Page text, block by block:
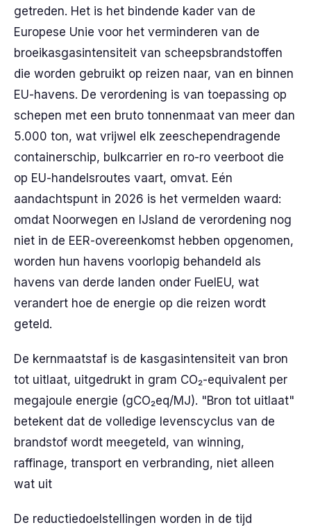
getreden. Het is het bindende kader van de
Europese Unie voor het verminderen van de
broeikasgasintensiteit van scheepsbrandstoffen
die worden gebruikt op reizen naar, van en binnen
EU-havens. De verordening is van toepassing op
schepen met een bruto tonnenmaat van meer dan
5.000 ton, wat vrijwel elk zeeschependragende
containerschip, bulkcarrier en ro-ro veerboot die
op EU-handelsroutes vaart, omvat. Eén
aandachtspunt in 2026 is het vermelden waard:
omdat Noorwegen en IJsland de verordening nog
niet in de EER-overeenkomst hebben opgenomen,
worden hun havens voorlopig behandeld als
havens van derde landen onder FuelEU, wat
verandert hoe de energie op die reizen wordt
geteld.
De kernmaatstaf is de kasgasintensiteit van bron
tot uitlaat, uitgedrukt in gram CO₂-equivalent per
megajoule energie (gCO₂eq/MJ). "Bron tot uitlaat"
betekent dat de volledige levenscyclus van de
brandstof wordt meegeteld, van winning,
raffinage, transport en verbranding, niet alleen
wat uit
De reductiedoelstellingen worden in de tijd